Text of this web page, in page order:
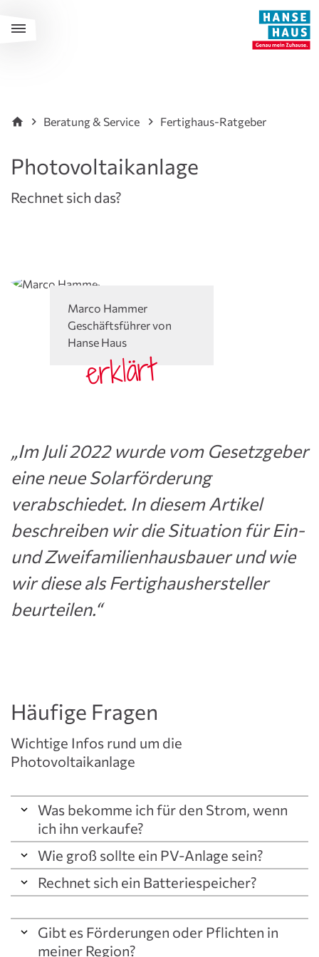
Beratung & Service Fertighaus-Ratgeber
Rechnet sich das?
Photovoltaikanlage
Marco Hammer
Geschäftsführer von
Hanse Haus
erklärt
„Im Juli 2022 wurde vom Gesetzgeber
eine neue Solarförderung
verabschiedet. In diesem Artikel
beschreiben wir die Situation für Ein-
und Zweifamilienhausbauer und wie
wir diese als Fertighaushersteller
beurteilen.“
Wichtige Infos rund um die
Photovoltaikanlage
Häufige Fragen
Was bekomme ich für den Strom, wenn
ich ihn verkaufe?
Die Vergütung für verkauften Strom richtet
sich nach der Anlagengröße der PV-Anlage
Wie groß sollte ein PV-Anlage sein?
Die optimale Anlagengröße
Aufgrund der steigenden Strompreise empfehlen wir,
die Anlage so groß wie möglich zu erstellen.
Rechnet sich ein Batteriespeicher?
Batterie: ja oder nein?
Ein Speicher in Deutschland erreicht ca. 250
Gibt es Förderungen oder Pflichten in
meiner Region?